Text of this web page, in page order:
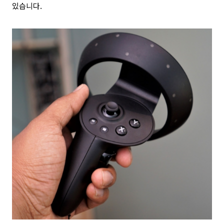
있습니다.